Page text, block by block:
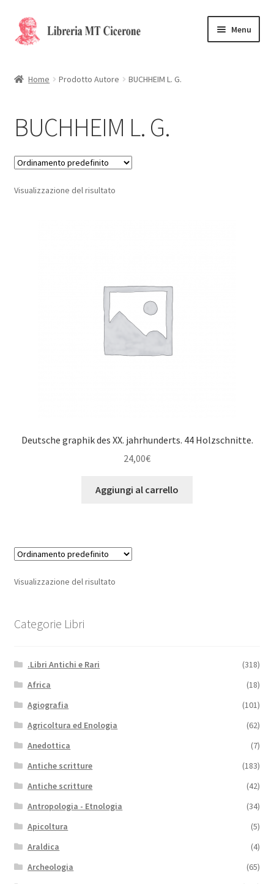
Vai
alla
Vai
al
Menu
La Storia
Contattaci
Cassa
Home Prodotto Autore BUCHHEIM L. G.
BUCHHEIM L. G.
Visualizzazione del risultato
Deutsche graphik des XX. jahrhunderts. 44 Holzschnitte.
24,00€
Aggiungi al carrello
Visualizzazione del risultato
Categorie Libri
.Libri Antichi e Rari
(318)
Africa
(18)
Agiografia
(101)
Agricoltura ed Enologia
(62)
Anedottica
(7)
Antiche scritture
(183)
Antiche scritture
(42)
Antropologia - Etnologia
(34)
Apicoltura
(5)
Araldica
(4)
Archeologia
(65)